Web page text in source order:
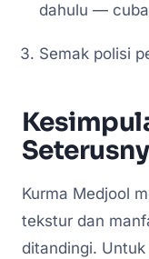
dahulu —
Semak polisi
Kurma Medjool
tekstur dan
ditandingi.